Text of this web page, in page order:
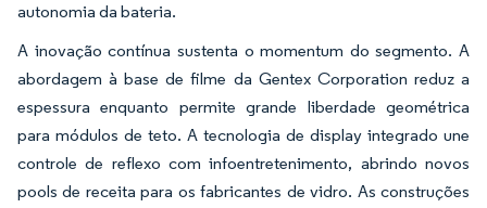
autonomia da bateria.
A inovação contínua sustenta o momentum do segmento. A
abordagem à base de filme da Gentex Corporation reduz a
espessura enquanto permite grande liberdade geométrica
para módulos de teto. A tecnologia de display integrado une
controle de reflexo com infoentretenimento, abrindo novos
pools de receita para os fabricantes de vidro. As construções